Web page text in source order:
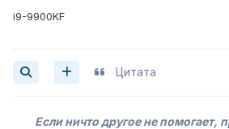
i9-9900KF
Цитата
Если ничто другое не помогает,